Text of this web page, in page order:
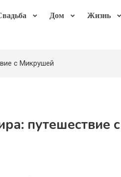
Дом Жизнь
с Микрушей
путешествие с